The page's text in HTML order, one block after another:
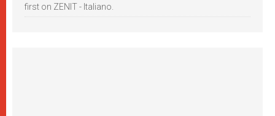
first on ZENIT - Italiano.